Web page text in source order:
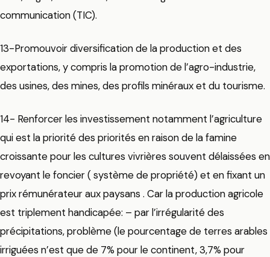
communication (TIC).
13-Promouvoir diversification de la production et des
exportations, y compris la promotion de l’agro-industrie,
des usines, des mines, des profils minéraux et du tourisme.
14- Renforcer les investissement notamment l’agriculture
qui est la priorité des priorités en raison de la famine
croissante pour les cultures vivrières souvent délaissées en
revoyant le foncier ( système de propriété) et en fixant un
prix rémunérateur aux paysans . Car la production agricole
est triplement handicapée: – par l’irrégularité des
précipitations, problème (le pourcentage de terres arables
irriguées n’est que de 7% pour le continent, 3,7% pour